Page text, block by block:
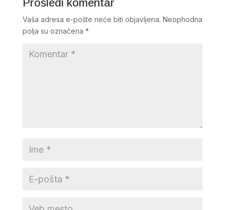
Prosledi komentar
Vaša adresa e-pošte neće biti objavljena. Neophodna
polja su označena *